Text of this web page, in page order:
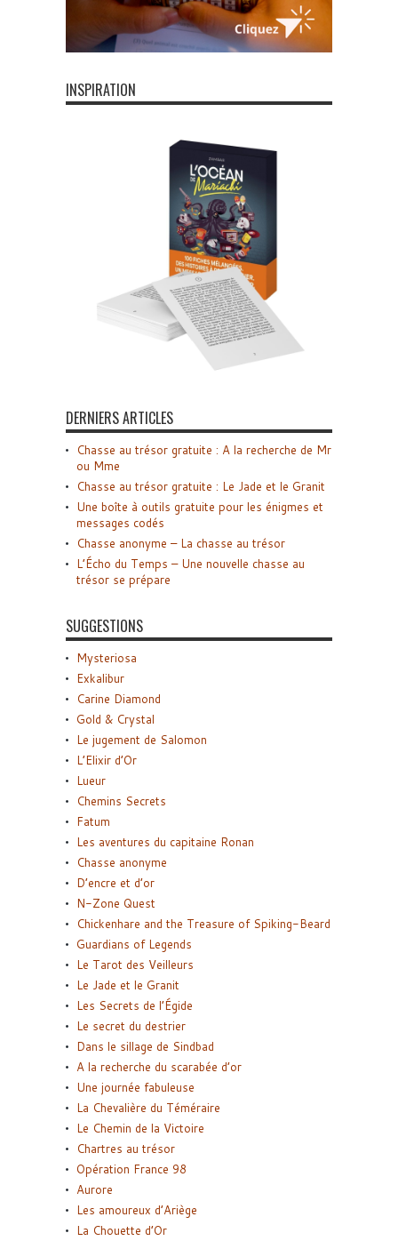
INSPIRATION
DERNIERS ARTICLES
Chasse au trésor gratuite : A la recherche de Mr
ou Mme
Chasse au trésor gratuite : Le Jade et le Granit
Une boîte à outils gratuite pour les énigmes et
messages codés
Chasse anonyme – La chasse au trésor
L’Écho du Temps – Une nouvelle chasse au
trésor se prépare
SUGGESTIONS
Mysteriosa
Exkalibur
Carine Diamond
Gold & Crystal
Le jugement de Salomon
L’Elixir d’Or
Lueur
Chemins Secrets
Fatum
Les aventures du capitaine Ronan
Chasse anonyme
D’encre et d’or
N-Zone Quest
Chickenhare and the Treasure of Spiking-Beard
Guardians of Legends
Le Tarot des Veilleurs
Le Jade et le Granit
Les Secrets de l’Égide
Le secret du destrier
Dans le sillage de Sindbad
A la recherche du scarabée d’or
Une journée fabuleuse
La Chevalière du Téméraire
Le Chemin de la Victoire
Chartres au trésor
Opération France 98
Aurore
Les amoureux d’Ariège
La Chouette d’Or